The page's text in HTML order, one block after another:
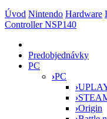
Úvod Nintendo Hardware
Controller NSP140
Predobjednávky
PC
›PC
›
›
›Origin